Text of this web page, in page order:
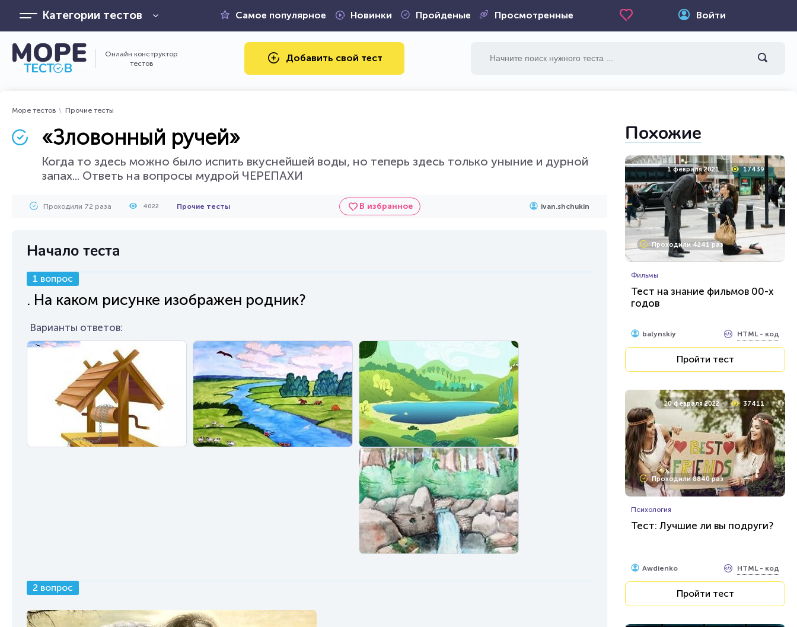
Категории тестов Самое популярное Новинки Пройденые Просмотренные Войти
Онлайн конструктор
тестов
Добавить свой тест
Море тестов Прочие тесты
«Зловонный ручей»
Когда то здесь можно было испить вкуснейшей воды, но теперь здесь только уныние и дурной
запах... Ответь на вопросы мудрой ЧЕРЕПАХИ
Проходили 72 раза 4022 Прочие тесты В избранное ivan.shchukin
Начало теста
1 вопрос
. На каком рисунке изображен родник?
Варианты ответов:
2 вопрос
Похожие
1 февраля 2021 17439
Проходили 4241 раз
Фильмы
Тест на знание фильмов 00-х
годов
balynskiy HTML - код
Пройти тест
20 февраля 2022 37411
Проходили 8840 раз
Психология
Тест: Лучшие ли вы подруги?
Awdienko HTML - код
Пройти тест